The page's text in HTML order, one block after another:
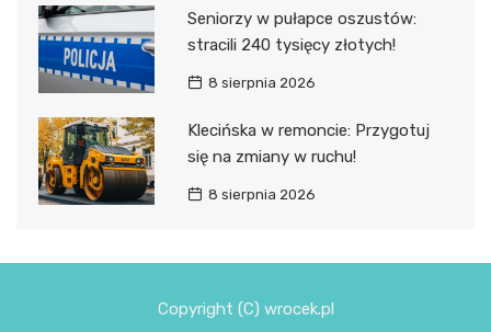
Seniorzy w pułapce oszustów:
stracili 240 tysięcy złotych!
8 sierpnia 2026
Klecińska w remoncie: Przygotuj
się na zmiany w ruchu!
8 sierpnia 2026
Copyright (C) wrocek.pl